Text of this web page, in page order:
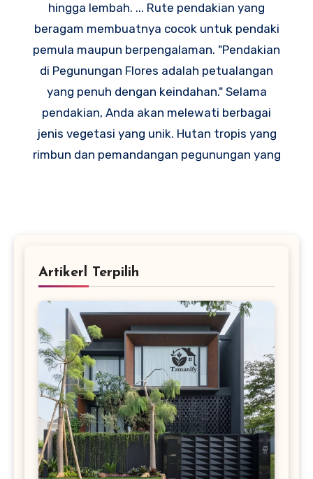
hingga lembah. ... Rute pendakian yang
beragam membuatnya cocok untuk pendaki
pemula maupun berpengalaman. "Pendakian
di Pegunungan Flores adalah petualangan
yang penuh dengan keindahan." Selama
pendakian, Anda akan melewati berbagai
jenis vegetasi yang unik. Hutan tropis yang
rimbun dan pemandangan pegunungan yang
Artikerl Terpilih